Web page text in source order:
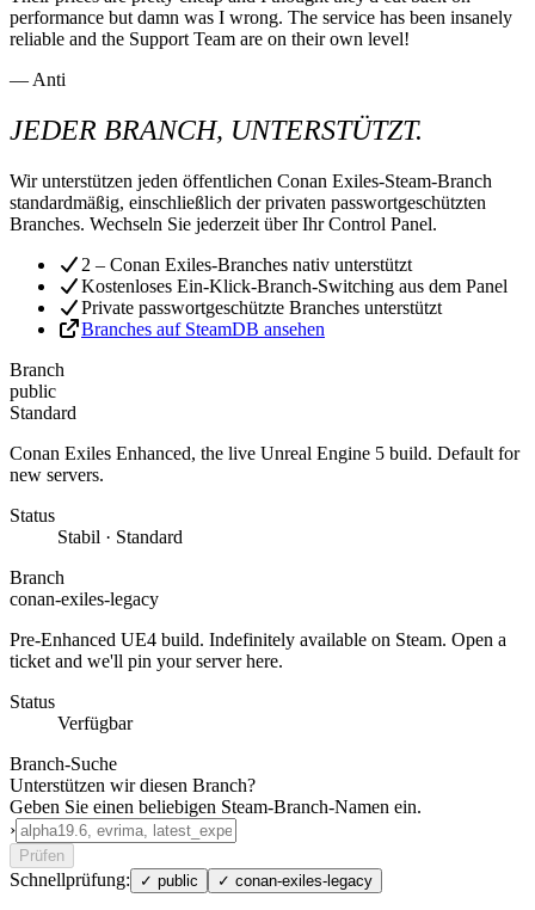
performance but damn was I wrong. The service has been insanely
reliable and the Support Team are on their own level!
— Anti
JEDER BRANCH, UNTERSTÜTZT.
Wir unterstützen jeden öffentlichen Conan Exiles-Steam-Branch
standardmäßig, einschließlich der privaten passwortgeschützten
Branches. Wechseln Sie jederzeit über Ihr Control Panel.
2 – Conan Exiles-Branches nativ unterstützt
Kostenloses Ein-Klick-Branch-Switching aus dem Panel
Private passwortgeschützte Branches unterstützt
Branches auf SteamDB ansehen
Branch
public
Standard
Conan Exiles Enhanced, the live Unreal Engine 5 build. Default for
new servers.
Status
Stabil · Standard
Branch
conan-exiles-legacy
Pre-Enhanced UE4 build. Indefinitely available on Steam. Open a
ticket and we'll pin your server here.
Status
Verfügbar
Branch-Suche
Unterstützen wir diesen Branch?
Geben Sie einen beliebigen Steam-Branch-Namen ein.
›
Prüfen
Schnellprüfung: ✓ public ✓ conan-exiles-legacy